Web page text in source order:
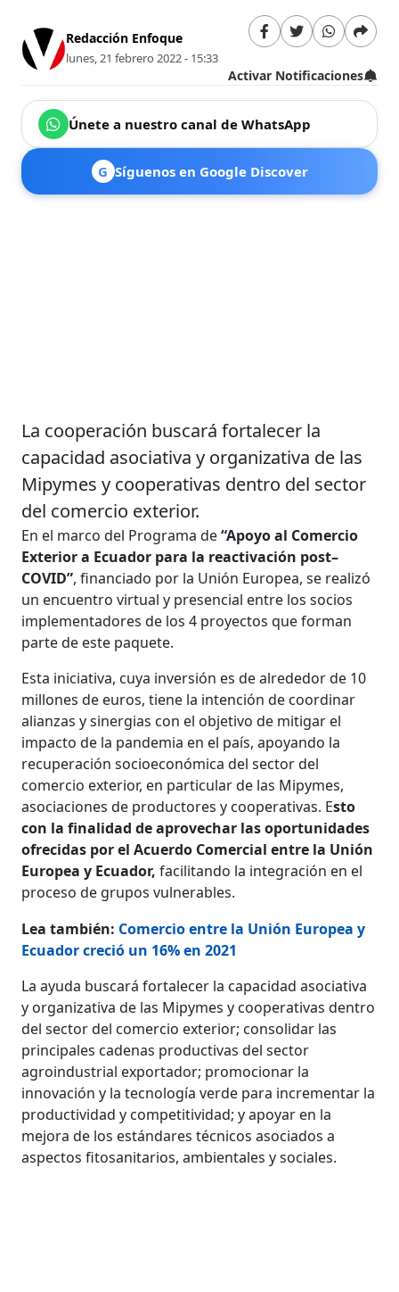
Redacción Enfoque
lunes, 21 febrero 2022 - 15:33
Activar Notificaciones
Únete a nuestro canal de WhatsApp
G Síguenos en Google Discover
La cooperación buscará fortalecer la
capacidad asociativa y organizativa de las
Mipymes y cooperativas dentro del sector
del comercio exterior.
En el marco del Programa de“Apoyo al Comercio
Exterior a Ecuador para la reactivación post–
COVID”, financiado por la Unión Europea, se realizó
un encuentro virtual y presencial entre los socios
implementadores de los 4 proyectos que forman
parte de este paquete.
Esta iniciativa, cuya inversión es de alrededor de 10
millones de euros, tiene la intención de coordinar
alianzas y sinergias con el objetivo de mitigar el
impacto de la pandemia en el país, apoyando la
recuperación socioeconómica del sector del
comercio exterior, en particular de las Mipymes,
asociaciones de productores y cooperativas. Esto
con la finalidad de aprovechar las oportunidades
ofrecidas por el Acuerdo Comercial entre la Unión
Europea y Ecuador, facilitando la integración en el
proceso de grupos vulnerables.
Lea también: Comercio entre la Unión Europea y
Ecuador creció un 16% en 2021
La ayuda buscará fortalecer la capacidad asociativa
y organizativa de las Mipymes y cooperativas dentro
del sector del comercio exterior; consolidar las
principales cadenas productivas del sector
agroindustrial exportador; promocionar la
innovación y la tecnología verde para incrementar la
productividad y competitividad; y apoyar en la
mejora de los estándares técnicos asociados a
aspectos fitosanitarios, ambientales y sociales.